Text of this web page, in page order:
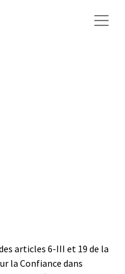
articles 6-III et 19 de la
la Confiance dans